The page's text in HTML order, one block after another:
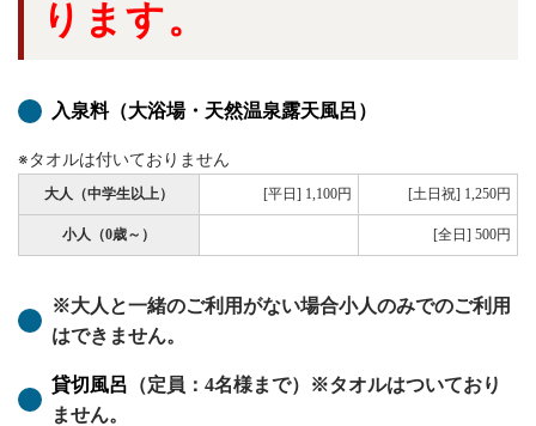
ります。
入泉料（大浴場・天然温泉露天風呂）
※タオルは付いておりません
大人（中学生以上） [平日] 1,100円 [土日祝] 1,250円
小人（0歳～） [全日] 500円
※大人と一緒のご利用がない場合小人のみでのご利用
はできません。
貸切風呂 （定員：4名様まで）※タオルはついており
ません。